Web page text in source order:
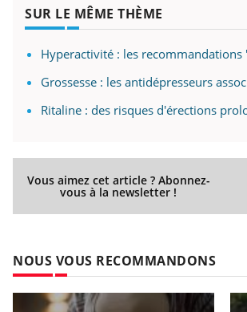
SUR LE MÊME THÈME
Hyperactivité : les recommandations
Grossesse : les antidépresseurs
Ritaline : des risques d'érections
Vous aimez cet article ? Abonnez-
vous à la newsletter !
NOUS VOUS RECOMMANDONS